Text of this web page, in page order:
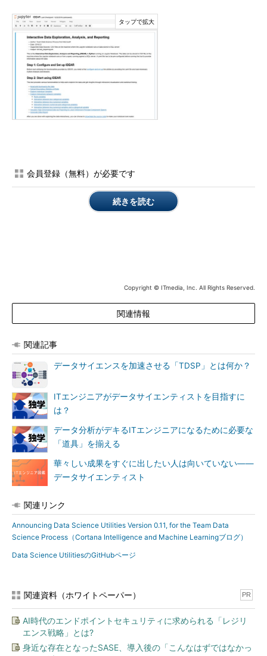
も、以下の機能追加や機能強化が行われた。
IDEAR in Rで日時フィールドから日時コンポーネントを自動抽出
IDEAR in Rで日時コンポーネントの自動抽出が可
能に
新機能：IDEAR in Rが「Visual Studio」で「R Tools for Visual
Studio（RTVS）」から実行可能に
2016年9月にリリースされたバージョンのIDEAR in Rは、
「RStudio」で実行する必要があった。今回、データサイエンス
IDEとしてVisual Studio上の「RTVS」を好むユーザー向けに、こ
の環境でIDEAR in Rを実行できるようにした。
機能強化
IDEARをRとPythonの両方で実行しやすくなった
- With Style」のガイダンスに従った一貫性の高いコーディ
会員登録（無料）が必要です
続きを読む
Copyright © ITmedia, Inc. All Rights Reserved.
関連情報
関連記事
データサイエンスを加速させる「TDSP」とは何か？
ITエンジニアがデータサイエンティストを目指すに
は？
データ分析がデキるITエンジニアになるために必要な
「道具」を揃える
華々しい成果をすぐに出したい人は向いていない――
データサイエンティスト
関連リンク
Announcing Data Science Utilities Version 0.11, for the Team Data
Science Process（Cortana Intelligence and Machine Learningブログ）
Data Science UtilitiesのGitHubページ
関連資料（ホワイトペーパー） PR
AI時代のエンドポイントセキュリティに求められる「レジリ
エンス戦略」とは?
身近な存在となったSASE、導入後の「こんなはずではなかっ